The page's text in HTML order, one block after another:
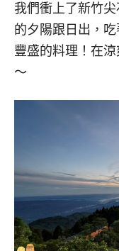
我們衝上了新竹
的夕陽跟日出，
豐盛的料理！在
～